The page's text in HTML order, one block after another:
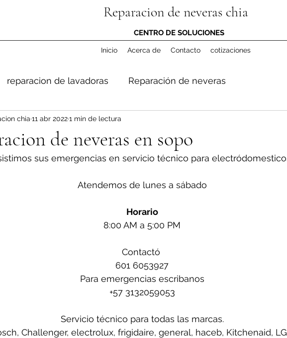
Reparacion de neveras chia
CENTRO DE SOLUCIONES
Inicio Acerca de Contacto cotizaciones
reparacion de lavadoras Reparación de neveras
de neveras en sopo
chia 11 abr 2022 1 min de lectura
sus emergencias en servicio técnico para
Atendemos de lunes a sábado
Horario
8:00 AM a 5:00 PM
Contactó
601 6053927
Para emergencias escribanos
+57 3132059053
Servicio técnico para todas las marcas.
Challenger, electrolux, frigidaire, general, haceb, Kitchenaid,